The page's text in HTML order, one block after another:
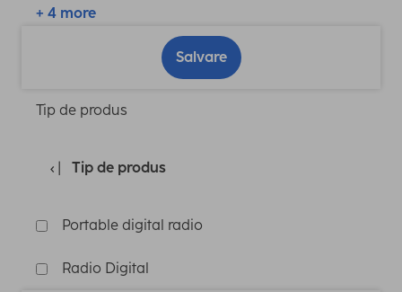
+ 4 more
Salvare
Tip de produs
Tip de produs
Portable digital radio
Radio Digital